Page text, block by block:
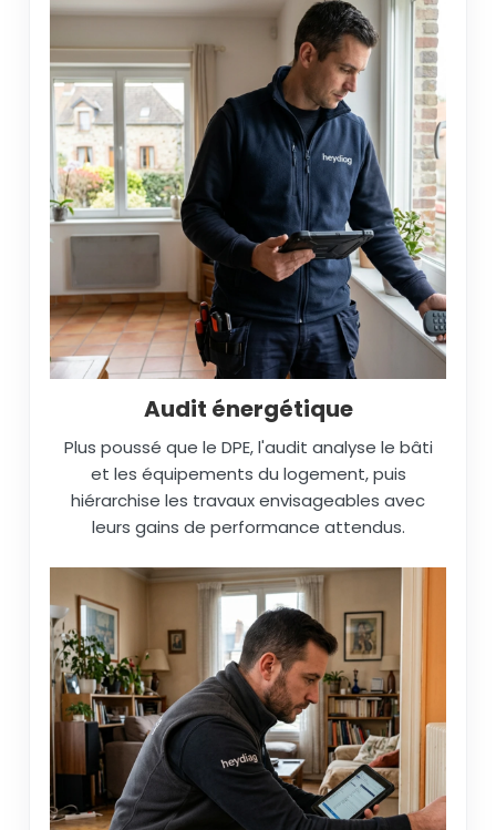
Audit énergétique
Plus poussé que le DPE, l'audit analyse le bâti
et les équipements du logement, puis
hiérarchise les travaux envisageables avec
leurs gains de performance attendus.